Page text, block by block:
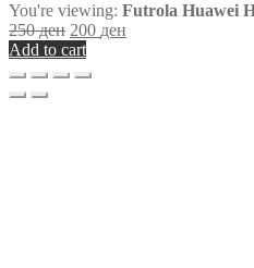
You're viewing: Futrola Huawei
250ден 200 ден
Add to cart